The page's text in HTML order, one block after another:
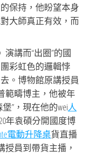
保持，他盼望本身
大師真正有效，而
演講而“出圈”的國
彩虹色的邏輯悖
。博物館原講授員
範疇博主，他被年
”，現在他的wei人
年袁碩分開國度博
電動升降桌貨直播
授員到帶貨主播，